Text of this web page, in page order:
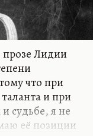
Лидии
что при
и при
судьбе, я не
её позиции